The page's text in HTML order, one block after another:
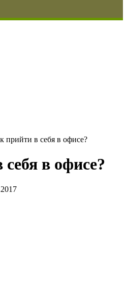
прийти в себя в офисе?
в офисе?